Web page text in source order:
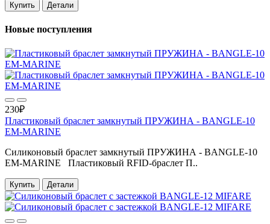
Купить Детали
Новые поступления
230₽
Пластиковый браслет замкнутый ПРУЖИНА - BANGLE-10
EM-MARINE
Силиконовый браслет замкнутый ПРУЖИНА - BANGLE-10
EM-MARINE Пластиковый RFID-браслет П..
Купить Детали